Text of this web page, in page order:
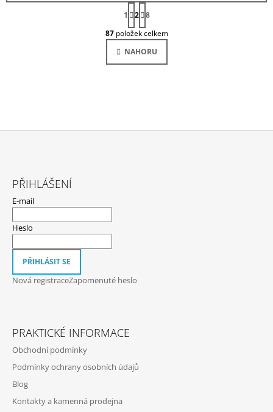
O
V
L
Á
R
S
T
R
Á
N
K
O
1 2
8
87položek celkem
NAHORU
PŘIHLÁŠENÍ
E-mail
Heslo
PŘIHLÁSIT SE
Nová registraceZapomenuté heslo
PRAKTICKÉ INFORMACE
Obchodní podmínky
Podmínky ochrany osobních údajů
Blog
Kontakty a kamenná prodejna